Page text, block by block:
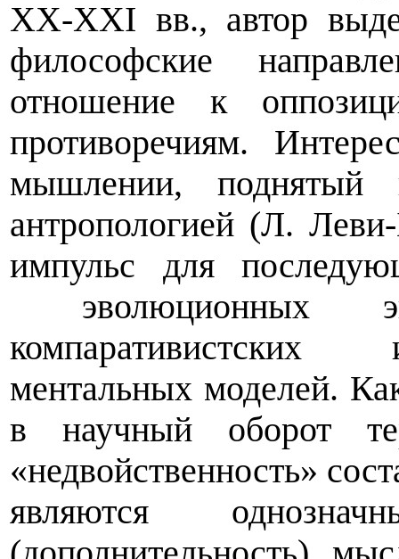
XX-XXI вв., автор
философские
отношение к
противоречиям.
мышлении, поднятый
антропологией (Л.
импульс для
эволюционных
компаративистских
ментальных моделей.
в научный оборот
«недвойственность»
являются